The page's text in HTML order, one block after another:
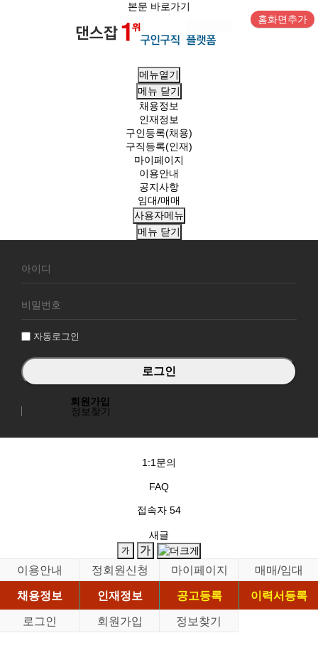
본문 바로가기
홈화면추가
메뉴열기
메뉴 닫기
채용정보
인재정보
구인등록(채용)
구직등록(인재)
마이페이지
이용안내
공지사항
임대/매매
사용자메뉴
메뉴 닫기
원
그
자동로그인
회원가입
정보찾기
1:1문의
FAQ
접속자 54
새글
이용안내 정회원신청 마이페이지
매매/임대
채용정보
인재정보 공고등록
이력서등록
로그인
회원가입 정보찾기